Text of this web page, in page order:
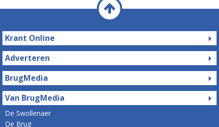
Krant Online
Adverteren
BrugMedia
Van BrugMedia
De Swollenaer
De Brug